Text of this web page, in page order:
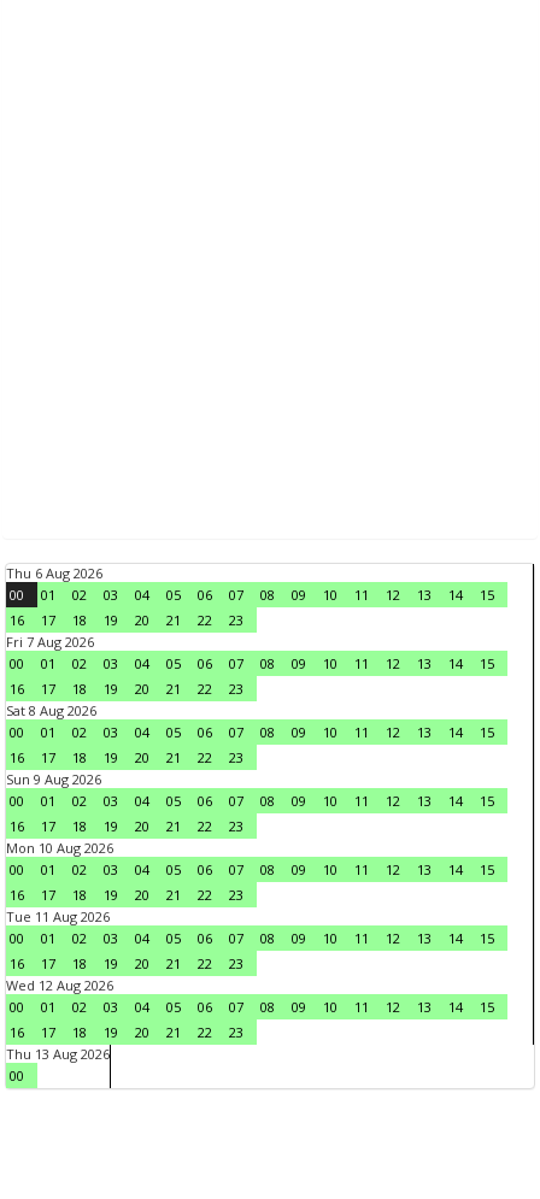
Thu 6 Aug 2026
00
01 02 03 04 05 06 07 08 09 10 11 12 13 14
15
16
17 18 19 20 21 22
23
Fri 7 Aug 2026
00
01 02 03 04 05 06 07 08 09 10 11 12 13 14
15
16
17 18 19 20 21 22
23
Sat 8 Aug 2026
00
01 02 03 04 05 06 07 08 09 10 11 12 13 14
15
16
17 18 19 20 21 22
23
Sun 9 Aug 2026
00
01 02 03 04 05 06 07 08 09 10 11 12 13 14
15
16
17 18 19 20 21 22
23
Mon 10 Aug 2026
00
01 02 03 04 05 06 07 08 09 10 11 12 13 14
15
16
17 18 19 20 21 22
23
Tue 11 Aug 2026
00
01 02 03 04 05 06 07 08 09 10 11 12 13 14
15
16
17 18 19 20 21 22
23
Wed 12 Aug 2026
00
01 02 03 04 05 06 07 08 09 10 11 12 13 14
15
16
17 18 19 20 21 22
23
Thu 13 Aug 2026
00